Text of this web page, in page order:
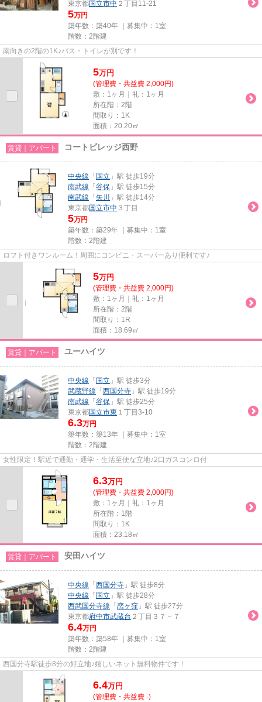
東京都国立市中 ２丁目11-21
5万円
築年数：築40年 ｜募集中： 1室
階数：2階建
南向きの2階の1K♪バス・トイレが別です！
5万円
(管理費・共益費 2,000円)
敷：1ヶ月｜礼：1ヶ月
所在階：2階
間取り：1K
面積：20.20㎡
賃貸｜アパート コートビレッジ西野
中央線 「 国立 」駅 徒歩19分
南武線 「 谷保 」駅 徒歩15分
南武線 「 矢川
」駅 徒歩14分
東京都国立市中 ３丁目
5万円
築年数：築29年 ｜募集中： 1室
階数：2階建
ロフト付きワンルーム！周囲にコンビニ・スーパーあり便利です♪
5万円
(管理費・共益費 2,000円)
敷：1ヶ月｜礼：1ヶ月
所在階：2階
間取り：1R
面積：18.69㎡
賃貸｜アパート ユーハイツ
中央線 「 国立 」駅 徒歩3分
武蔵野線 「 西国分寺 」駅 徒歩19分
南武線 「 谷保 」駅 徒歩25分
東京都国立市東 １丁目3-10
6.3万円
築年数：築13年 ｜募集中： 1室
階数：2階建
女性限定！駅近で通勤・通学・生活至便な立地♪2口ガスコンロ付
6.3万円
(管理費・共益費 2,000円)
敷：1ヶ月｜礼：1ヶ月
所在階：1階
間取り：1K
面積：23.18㎡
賃貸｜アパート 安田ハイツ
中央線 「 西国分寺 」駅 徒歩8分
中央線 「 国立 」駅 徒歩28分
西武国分寺線 「 恋ヶ窪 」駅 徒歩27分
東京都府中市武蔵台 ２丁目３７－７
6.4万円
築年数：築58年 ｜募集中： 1室
階数：2階建
西国分寺駅徒歩8分の好立地♪嬉しいネット無料物件です！
6.4万円
(管理費・共益費 -)